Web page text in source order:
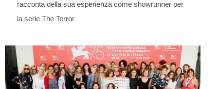
racconta della sua esperienza come showrunner per
la serie The Terror